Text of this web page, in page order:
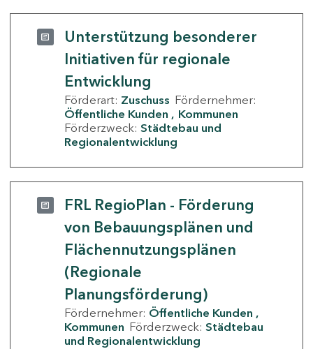
Unterstützung besonderer
Initiativen für regionale
Entwicklung
Förderart: Zuschuss Fördernehmer:
Öffentliche Kunden
Kommunen
Förderzweck: Städtebau und
Regionalentwicklung
FRL RegioPlan - Förderung
von Bebauungsplänen und
Flächennutzungsplänen
(Regionale
Planungsförderung)
Fördernehmer: Öffentliche Kunden
Kommunen Förderzweck: Städtebau
und Regionalentwicklung